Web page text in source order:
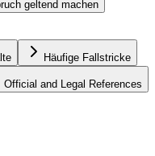
geltend machen
Häufige Fallstricke
Official and Legal References